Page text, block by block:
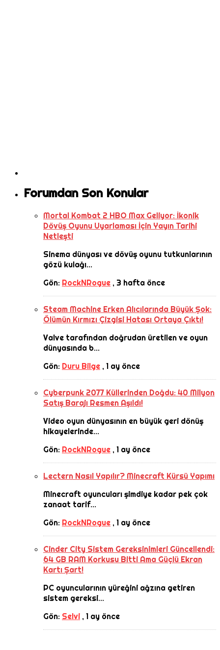
Forumdan Son Konular
Mortal Kombat 2 HBO Max Geliyor: İkonik
Dövüş Oyunu Uyarlaması İçin Yayın Tarihi
Netleşti
Sinema dünyası ve dövüş oyunu tutkunlarının
gözü kulağı...
Gön: RockNRogue , 3 hafta önce
Steam Machine Erken Alıcılarında Büyük Şok:
Ölümün Kırmızı Çizgisi Hatası Ortaya Çıktı!
Valve tarafından doğrudan üretilen ve oyun
dünyasında b...
Gön: Duru Bilge ,1 ay önce
Cyberpunk 2077 Küllerinden Doğdu: 40 Milyon
Satış Barajı Resmen Aşıldı!
Video oyun dünyasının en büyük geri dönüş
hikayelerinde...
Gön: RockNRogue ,1 ay önce
Lectern Nasıl Yapılır? Minecraft Kürsü Yapımı
Minecraft oyuncuları şimdiye kadar pek çok
zanaat tarif...
Gön: RockNRogue ,1 ay önce
Cinder City Sistem Gereksinimleri Güncellendi:
64 GB RAM Korkusu Bitti Ama Güçlü Ekran
Kartı Şart!
PC oyuncularının yüreğini ağzına getiren
sistem gereksi...
Gön: Selvi ,1 ay önce